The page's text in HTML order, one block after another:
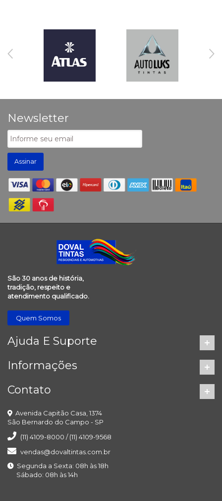
Newsletter
Assinar
São 30 anos de história,
tradição, respeito e
atendimento qualificado.
Quem Somos
Ajuda E Suporte
Informações
Contato
Avenida Capitão Casa, 1374
São Bernardo do Campo - SP
(11) 4109-8000 / (11) 4109-9568
vendas@dovaltintas.com.br
Segunda a Sexta: 08h às 18h
Sábado: 08h às 14h